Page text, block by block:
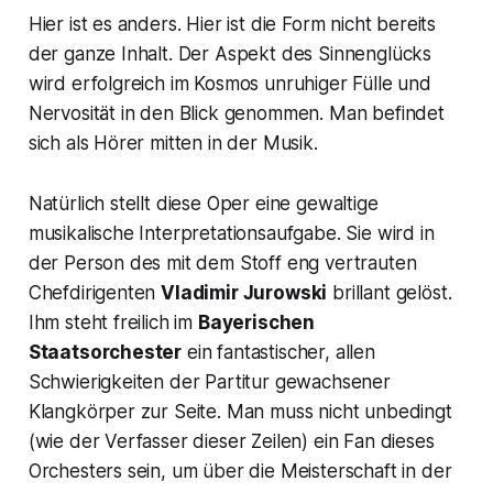
Hier ist es anders. Hier ist die Form nicht bereits
der ganze Inhalt. Der Aspekt des Sinnenglücks
wird erfolgreich im Kosmos unruhiger Fülle und
Nervosität in den Blick genommen. Man befindet
sich als Hörer mitten in der Musik.
Natürlich stellt diese Oper eine gewaltige
musikalische Interpretationsaufgabe. Sie wird in
der Person des mit dem Stoff eng vertrauten
ChefdirigentenVladimir Jurowski brillant gelöst.
Ihm steht freilich im Bayerischen
Staatsorchester ein fantastischer, allen
Schwierigkeiten der Partitur gewachsener
Klangkörper zur Seite. Man muss nicht unbedingt
(wie der Verfasser dieser Zeilen) ein Fan dieses
Orchesters sein, um über die Meisterschaft in der